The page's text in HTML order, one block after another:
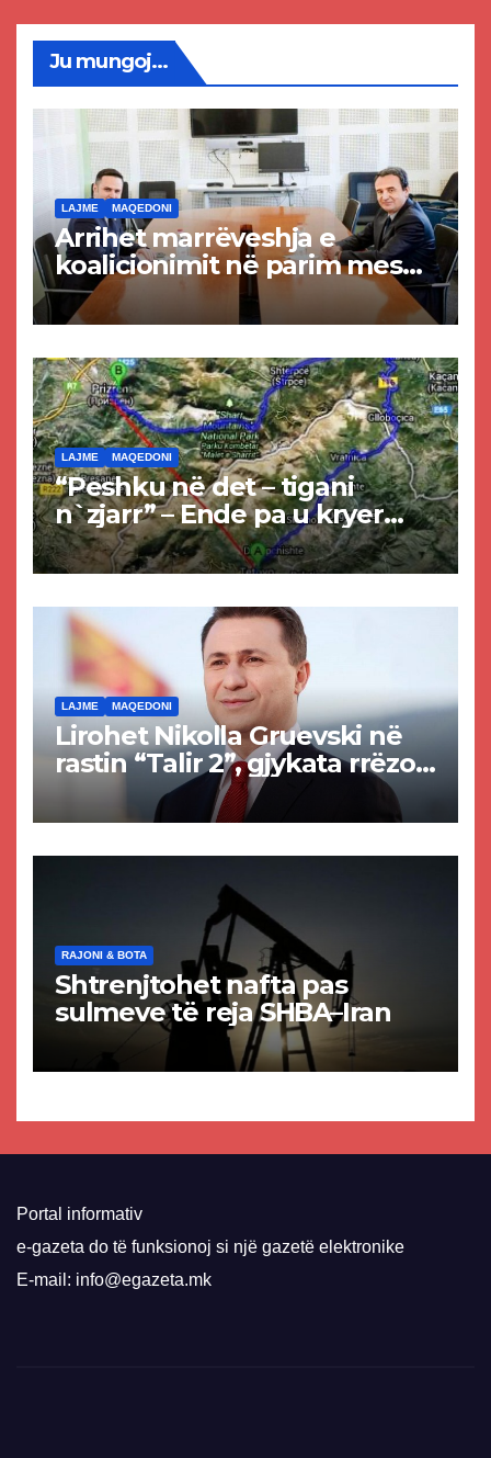
Ju mungoj...
LAJME MAQEDONI
Arrihet marrëveshja e
koalicionimit në parim mes
Kurtit dhe Abdixhikut
LAJME MAQEDONI
“Peshku në det – tigani
n`zjarr” – Ende pa u kryer
projekti i tunelit, komuna e
Tetovës nis punimet për
LAJME MAQEDONI
Lirohet Nikolla Gruevski në
rastin “Talir 2”, gjykata rrëzon
akuzat për ndërtimin e
paligjshëm të selisë së
RAJONI & BOTA
Shtrenjtohet nafta pas
sulmeve të reja SHBA–Iran
Portal informativ
e-gazeta do të funksionoj si një gazetë elektronike
E-mail: info@egazeta.mk